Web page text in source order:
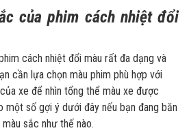
của phim cách nhiệt đổi
cách nhiệt đổi màu rất đa dạng và
cần lựa chọn màu phim phù hợp với
xe để nhìn tổng thể màu xe được
một số gợi ý dưới đây nếu bạn đang băn
sắc như thế nào.